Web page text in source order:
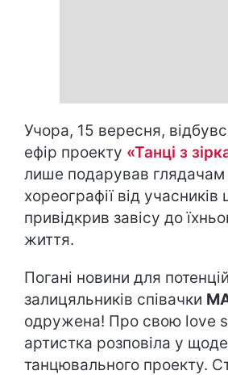
Учора, 15 вересня,
ефір проекту «Танці з
лише подарував глядачам
хореографії від учасників
привідкрив завісу до
життя.
Погані новини для
залицяльників співачки
одружена! Про свою love
артистка розповіла у
танцювального проекту.